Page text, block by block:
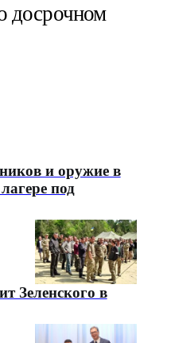
досрочном
и оружие в
под
Зеленского в